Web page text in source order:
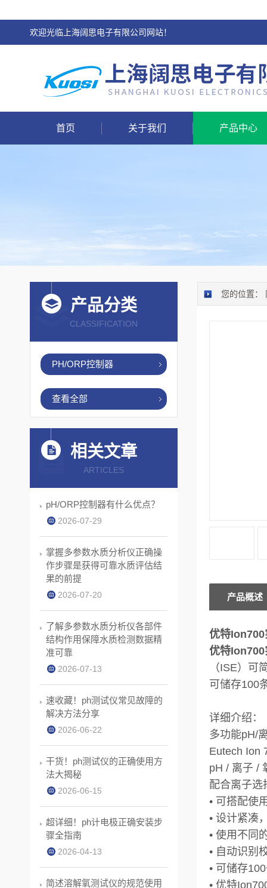
欢迎光临上海阔思电子有限公司网站！
首页 关于我们 产品中心
您的位置：
产品概述
优特Ion700
优特Ion700
（ISE）可
可储存100
详细介绍：
多功能pH/
Eutech Ion
pH / 离子 /
配合离子选
• 可搭配使
• 设计紧凑
• 使用不同
• 自动识别
• 可储存
• 优特
产品分类
CLASSIFICATION
PH/ORP控制器
查看全部
相关文章
ARTICLES
pH/ORP控制器有什么优点？
2026-07-29
掌握多参数水质分析仪正确操
作步骤是获得可靠水质评估结
果的前提
2026-07-20
了解多参数水质分析仪各部件
结构作用保障水质检测数据精
准可靠
2026-07-13
速收藏！ph测试仪常见故障的
解决方法分享
2026-06-22
干货！ph测试仪的正确使用方
法大揭秘
2026-06-15
超详细！ph计电极正确安装步
骤全指南
2026-04-13
简述溶解氧测试仪的规范使用